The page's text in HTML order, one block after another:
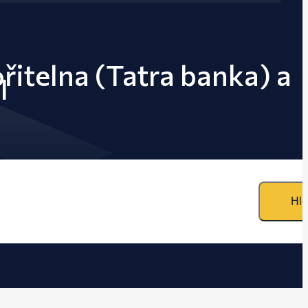
(Tatra banka) a